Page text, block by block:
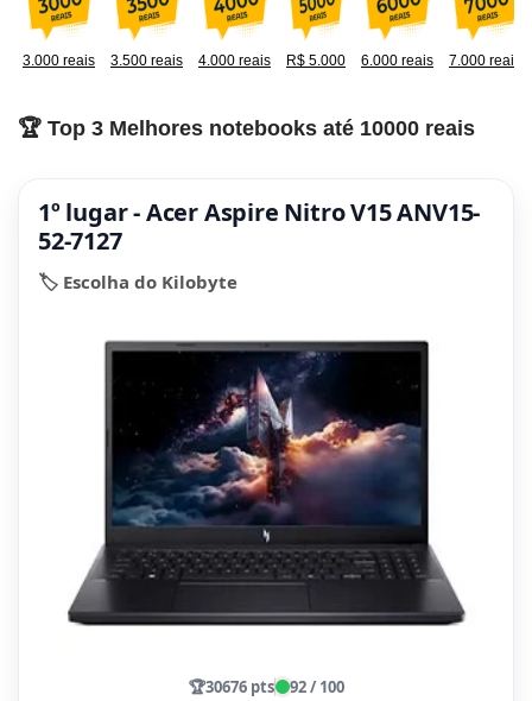
3.000 reais 3.500 reais 4.000 reais R$ 5.000 6.000 reais 7.000 reais
🏆 Top 3 Melhores notebooks até 10000 reais
1º lugar - Acer Aspire Nitro V15 ANV15-
52-7127
🏷️ Escolha do Kilobyte
🏆30676 pts 92 / 100